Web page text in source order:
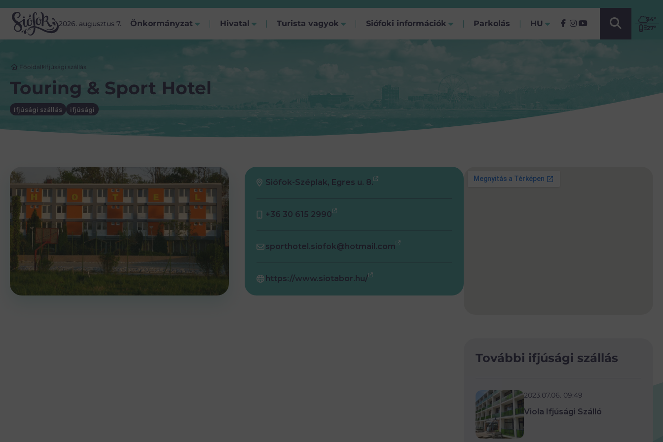
2026. augusztus 7. Önkormányzat Hivatal Turista vagyok Siófoki információk Parkolás
(Jelenlegi)
HU
VÁLASSZ NYELVET! 34º
27º
Főoldal Ifjúsági szállás
Touring & Sport Hotel
Ifjúsági szállás ifjúsági
Siófok-Széplak, Egres u. 8.
+36 30 615 2990
sporthotel.siofok@hotmail.com
https://www.siotabor.hu/
További ifjúsági szállás
2023.07.06. 09:49
Viola Ifjúsági Szálló